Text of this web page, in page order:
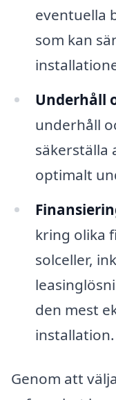
eventuella
som kan
Underhåll
underhåll
säkerställa
optimalt
kring olika
solceller,
den mest
installation.
Genom att